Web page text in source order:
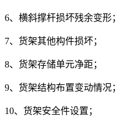
6、横斜撑杆损坏残余变形；
7、货架其他构件损坏；
8、货架存储单元净距；
9、货架结构布置变动情况；
10、货架安全件设置；